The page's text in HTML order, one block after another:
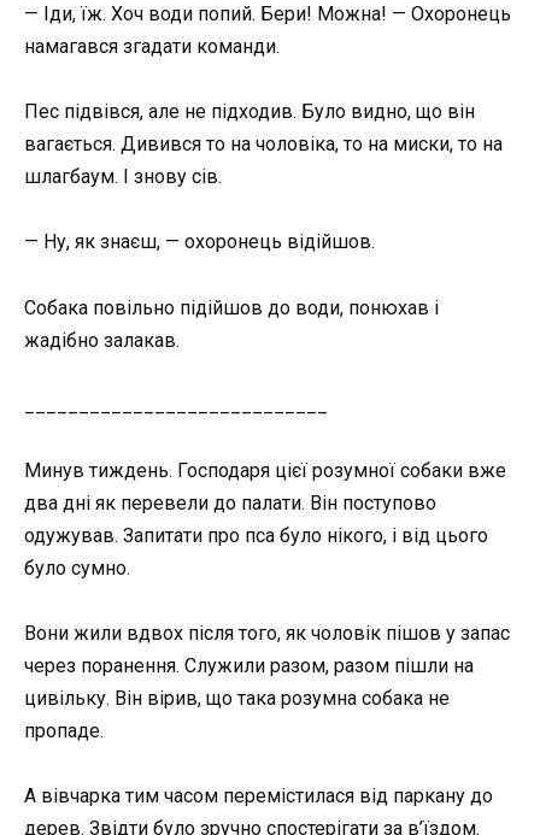
— Іди, їж. Хоч води попий. Бери! Можна! — Охоронець
намагався згадати команди.
Пес підвівся, але не підходив. Було видно, що він
вагається. Дивився то на чоловіка, то на миски, то на
шлагбаум. І знову сів.
— Ну, як знаєш, — охоронець відійшов.
Собака повільно підійшов до води, понюхав і
жадібно залакав.
Минув тиждень. Господаря цієї розумної собаки вже
два дні як перевели до палати. Він поступово
одужував. Запитати про пса було нікого, і від цього
було сумно.
Вони жили вдвох після того, як чоловік пішов у запас
через поранення. Служили разом, разом пішли на
цивільку. Він вірив, що така розумна собака не
пропаде.
А вівчарка тим часом перемістилася від паркану до
дерев. Звідти було зручно спостерігати за в’їздом.